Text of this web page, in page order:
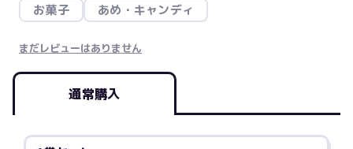
お菓子 あめ・キャンディ
まだレビューはありません
通常購入